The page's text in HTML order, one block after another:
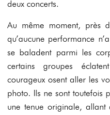
deux concerts.
Au même moment, près
qu’aucune performance
se baladent parmi les
certains groupes
courageux osent aller les
photo. Ils ne sont toutefois
une tenue originale,